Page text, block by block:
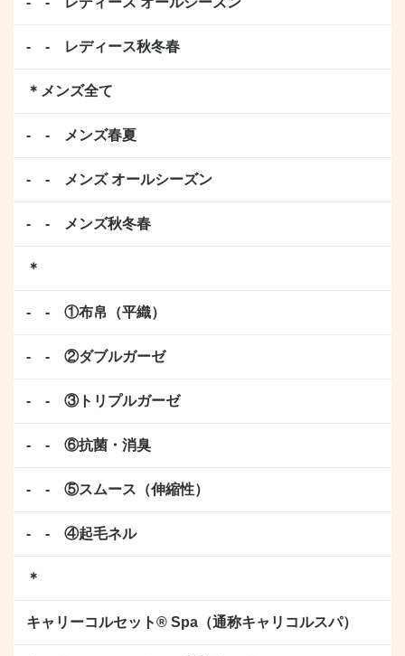
- - レディース秋冬春
＊メンズ全て
- - メンズ春夏
- - メンズ オールシーズン
- - メンズ秋冬春
＊
- - ①布帛（平織）
- - ②ダブルガーゼ
- - ③トリプルガーゼ
- - ⑥抗菌・消臭
- - ⑤スムース（伸縮性）
- - ④起毛ネル
＊
キャリーコルセット® Spa（通称キャリコルスパ）